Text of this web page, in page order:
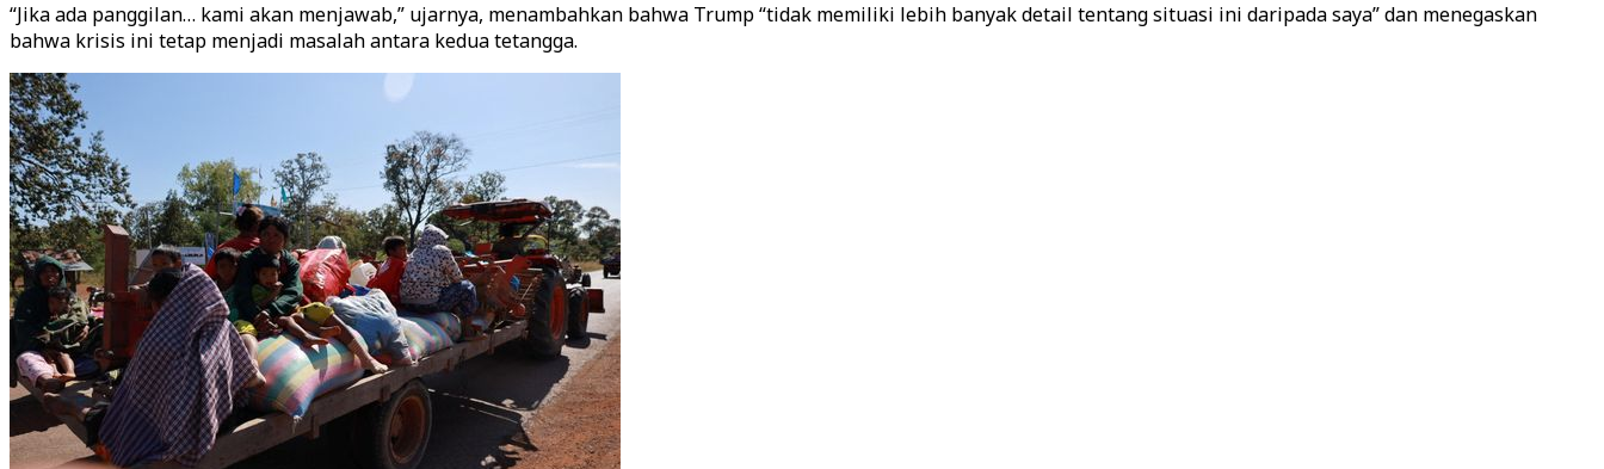
“Jika ada panggilan… kami akan menjawab,” ujarnya, menambahkan bahwa Trump “tidak memiliki lebih banyak detail tentang situasi ini daripada saya” dan menegaskan
bahwa krisis ini tetap menjadi masalah antara kedua tetangga.